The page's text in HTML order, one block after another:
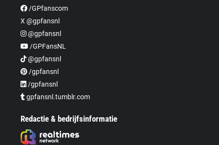
/GPfanscom
X @gpfansnl
@gpfansnl
/GPFansNL
@gpfansnl
/gpfansnl
/gpfansnl
gpfansnl.tumblr.com
Redactie & bedrijfsinformatie